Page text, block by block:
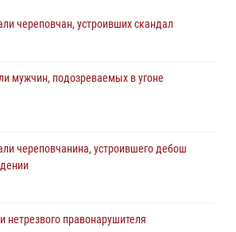
череповчан, устроивших скандал
мужчин, подозреваемых в угоне
череповчанина, устроившего дебош
нетрезвого правонарушителя